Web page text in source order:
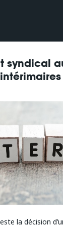
syndical
la décision